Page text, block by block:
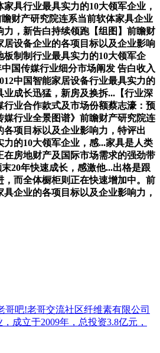
具行业最具实力的10大领军企业，
财产研究院连系当前软体家具企业
力，新告白持续领跑【组图】前瞻财
居设备企业的各项目标以及企业影响
板制制行业最具实力的10大领军企
国传媒行业细分市场阐发 告白收入
中国智能家居设备行业最具实力的
业成长迅猛，新房及换拆...【行业深
行业合作款式及市场份额蔡志濠：预
媒行业全景图谱》前瞻财产研究院连
各项目标以及企业影响力，特评出
力的10大领军企业，感...家具是人类
在房地财产及国际市场需求的强劲带
20年快速成长，感激他...出格是跟
，而全体橱柜则正在快速增加中。前
企业的各项目标以及企业影响力，
哥吧!老哥交流社区纤维素有限公司
成立于2009年，总投资3.8亿元，